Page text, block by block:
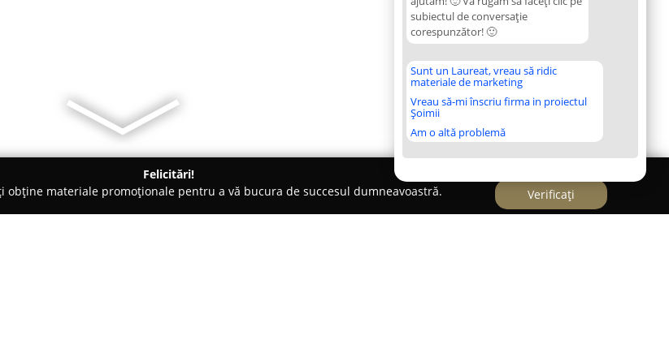
subiectul de conversație
corespunzător! 🙂
Sunt un Laureat, vreau să ridic
materiale de marketing
Vreau să-mi înscriu firma in proiectul
Șoimii
Am o altă problemă
Felicitări!
obține materiale promoționale pentru a vă bucura de succesul dumneavoastră.
Verificați